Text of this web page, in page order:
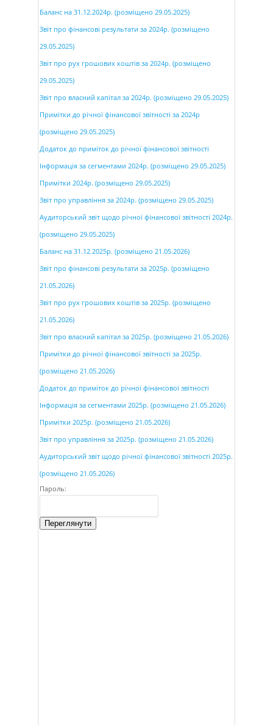
Баланс на 31.12.2024р. (розміщено 29.05.2025)
Звіт про фінансові результати за 2024р. (розміщено
29.05.2025)
Звіт про рух грошових коштів за 2024р. (розміщено
29.05.2025)
Звіт про власний капітал за 2024р. (розміщено 29.05.2025)
Примітки до річної фінансової звітності за 2024р
(розміщено 29.05.2025)
Додаток до приміток до річної фінансової звітності
Інформація за сегментами 2024р. (розміщено 29.05.2025)
Примітки 2024р. (розміщено 29.05.2025)
Звіт про управління за 2024р. (розміщено 29.05.2025)
Аудиторський звіт щодо річної фінансової звітності 2024р.
(розміщено 29.05.2025)
Баланс на 31.12.2025р. (розміщено 21.05.2026)
Звіт про фінансові результати за 2025р. (розміщено
21.05.2026)
Звіт про рух грошових коштів за 2025р. (розміщено
21.05.2026)
Звіт про власний капітал за 2025р. (розміщено 21.05.2026)
Примітки до річної фінансової звітності за 2025р.
(розміщено 21.05.2026)
Додаток до приміток до річної фінансової звітності
Інформація за сегментами 2025р. (розміщено 21.05.2026)
Примітки 2025р. (розміщено 21.05.2026)
Звіт про управління за 2025р. (розміщено 21.05.2026)
Аудиторський звіт щодо річної фінансової звітності 2025р.
(розміщено 21.05.2026)
Пароль:
Переглянути